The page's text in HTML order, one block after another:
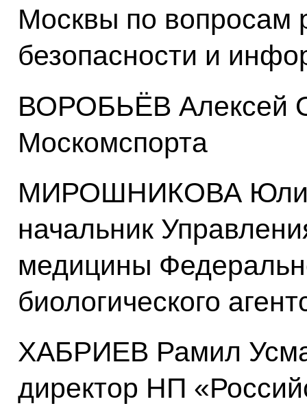
Москвы по вопросам
безопасности и
ВОРОБЬЁВ Алексей
Москомспорта
МИРОШНИКОВА Юлия
начальник
медицины
биологического
ХАБРИЕВ Рамил
директор НП